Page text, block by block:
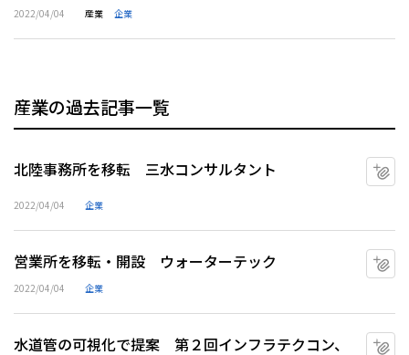
2022/04/04 産業 企業
産業の過去記事一覧
北陸事務所を移転 三水コンサルタント
2022/04/04 企業
営業所を移転・開設 ウォーターテック
2022/04/04 企業
水道管の可視化で提案 第２回インフラテクコン、